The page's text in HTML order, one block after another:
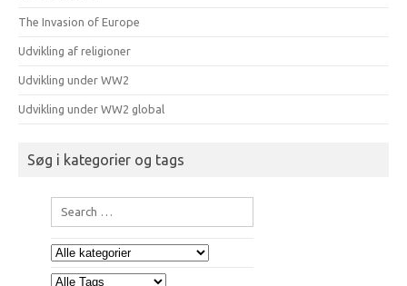
The Invasion of Europe
Udvikling af religioner
Udvikling under WW2
Udvikling under WW2 global
Søg i kategorier og tags